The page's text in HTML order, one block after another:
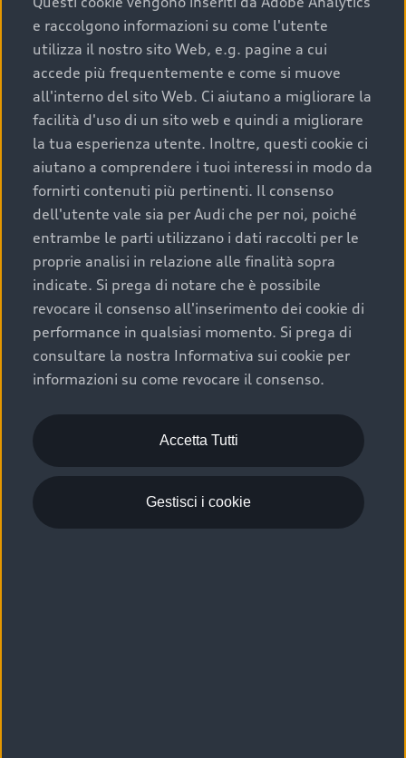
chilometraggio: un valore contenuto corrisponde a
uno stato migliore del veicolo e a una maggiore
durata nel tempo;
cronologia dei tagliandi: una documentazione
completa della vettura certifica una manutenzione
costante e accurata;
condizioni della carrozzeria e degli interni: una
buona conservazione evidenzia cura e attenzione del
precedente proprietario;
efficienza meccanica: motore, trasmissione e
componenti principali in ottimo stato garantiscono
prestazioni affidabili e sicure.
Acquistare un’auto usata in una Concessionaria ufficiale
Audi che offre l’usato garantito tramite Audi Prima
Scelta :plus, significa affidarsi ad un prodotto che viene
sottoposto a 110 controlli approfonditi e coperto da
garanzia fino a 4 anni per una maggiore tutela del tuo
acquisto.
e raccolgono informazioni su come l'utente
utilizza il nostro sito Web, e.g. pagine a cui
accede più frequentemente e come si muove
all'interno del sito Web. Ci aiutano a migliorare la
facilità d'uso di un sito web e quindi a migliorare
la tua esperienza utente. Inoltre, questi cookie ci
aiutano a comprendere i tuoi interessi in modo da
fornirti contenuti più pertinenti. Il consenso
dell'utente vale sia per Audi che per noi, poiché
entrambe le parti utilizzano i dati raccolti per le
proprie analisi in relazione alle finalità sopra
indicate. Si prega di notare che è possibile
revocare il consenso all'inserimento dei cookie di
performance in qualsiasi momento. Si prega di
consultare la nostra Informativa sui cookie per
informazioni su come revocare il consenso.
Accetta Tutti
Gestisci i cookie